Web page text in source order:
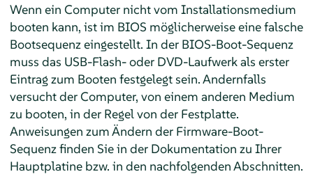
Wenn ein Computer nicht vom Installationsmedium
booten kann, ist im BIOS möglicherweise eine falsche
Bootsequenz eingestellt. In der BIOS-Boot-Sequenz
muss das USB-Flash- oder DVD-Laufwerk als erster
Eintrag zum Booten festgelegt sein. Andernfalls
versucht der Computer, von einem anderen Medium
zu booten, in der Regel von der Festplatte.
Anweisungen zum Ändern der Firmware-Boot-
Sequenz finden Sie in der Dokumentation zu Ihrer
Hauptplatine bzw. in den nachfolgenden Abschnitten.